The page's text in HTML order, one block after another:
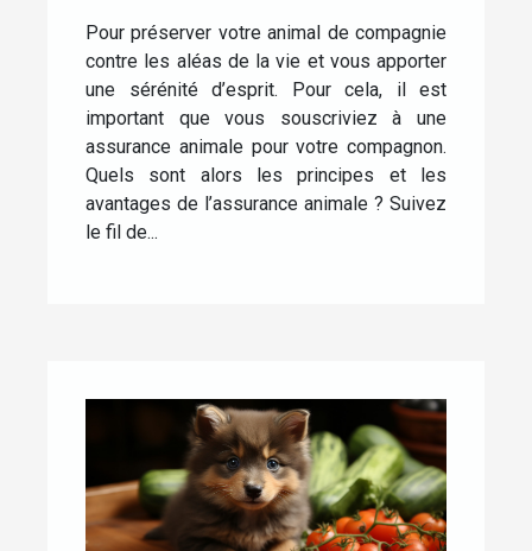
Pour préserver votre animal de compagnie
contre les aléas de la vie et vous apporter
une sérénité d’esprit. Pour cela, il est
important que vous souscriviez à une
assurance animale pour votre compagnon.
Quels sont alors les principes et les
avantages de l’assurance animale ? Suivez
le fil de...